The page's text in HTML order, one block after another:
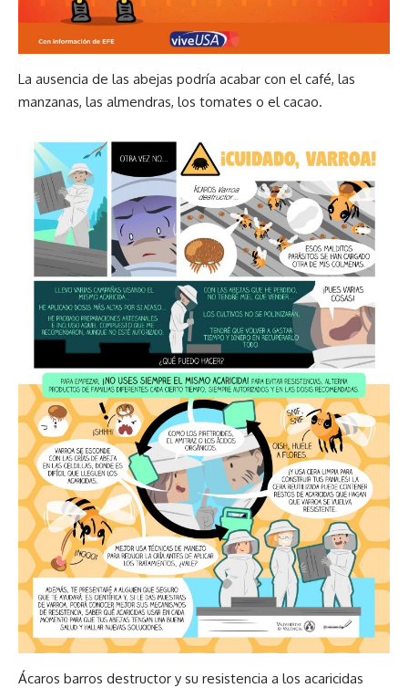
La ausencia de las abejas podría acabar con el café, las
manzanas, las almendras, los tomates o el cacao.
Ácaros barros destructor y su resistencia a los acaricidas